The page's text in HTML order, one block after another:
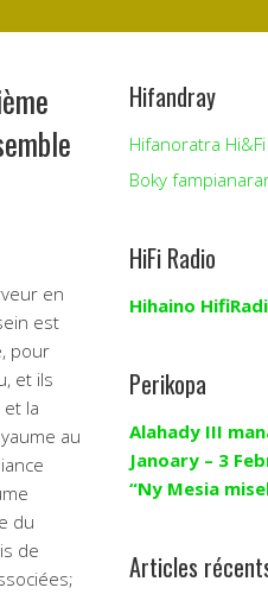
en
est
pour
et ils
la
au
du
de
Hifandray
Hifanoratra Hi&Fi
Boky
HiFi Radio
Hihaino
Perikopa
Alahady III
Janoary – 3
“Ny Mesia
Articles